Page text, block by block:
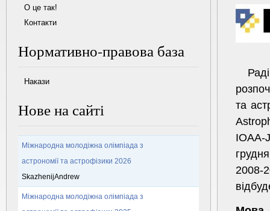
О це так!
Контакти
Нормативно-правова база
Накази
Нове на сайті
Міжнародна молодіжна олімпіада з
астрономії та астрофізики 2026
SkazhenijAndrew
Міжнародна молодіжна олімпіада з
та
IOAA-